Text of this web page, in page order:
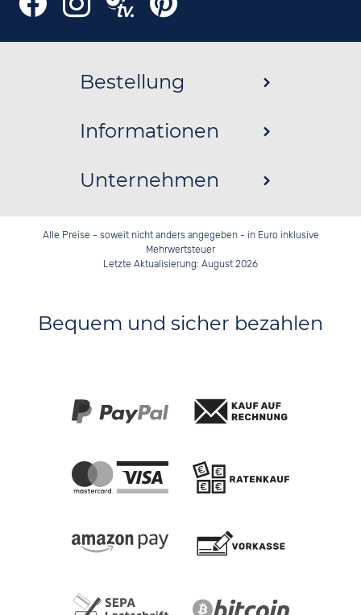
Bestellung
Informationen
Unternehmen
Alle Preise - soweit nicht anders angegeben - in Euro inklusive
Mehrwertsteuer
Letzte Aktualisierung: August 2026
Bequem und sicher bezahlen